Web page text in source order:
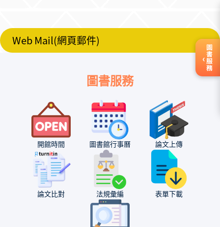
自然資源學系 100482 視覺藝術學系(青年
儲蓄帳戶組) 100242 木質材料與設計學系 1
00492 體育與健康休閒學系 100252 動物科
圖書服務
‹
Web Mail(網頁郵件)
圖書服務
開館時間 圖書館行事曆 論文上傳
論文比對 法規彙編 表單下載